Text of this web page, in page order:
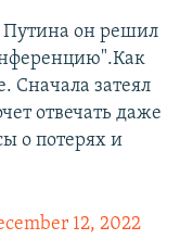
Путина он решил
Сначала затеял
отвечать даже
о потерях и
12, 2022